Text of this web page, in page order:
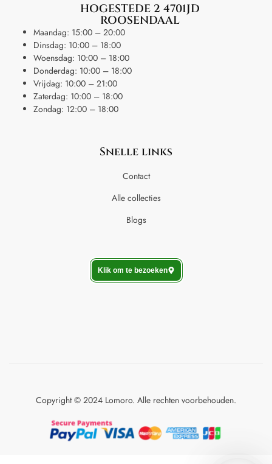
HOGESTEDE 2 4701JD
ROOSENDAAL
Maandag: 15:00 – 20:00
Dinsdag: 10:00 – 18:00
Woensdag: 10:00 – 18:00
Donderdag: 10:00 – 18:00
Vrijdag: 10:00 – 21:00
Zaterdag: 10:00 – 18:00
Zondag: 12:00 – 18:00
Snelle links
Contact
Alle collecties
Blogs
Klik om te bezoeken
Copyright © 2024 Lomoro. Alle rechten voorbehouden.